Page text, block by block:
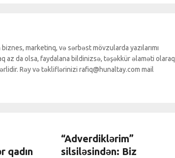
marketinq, və sərbəst mövzularda yazılarımı
az da olsa, faydalana bildinizsə, təşəkkür əlaməti olaraq
Rəy və təkliflərinizi rafiq@hunaltay.com mail
qadın
“Adverdiklərim”
silsiləsindən: Biz